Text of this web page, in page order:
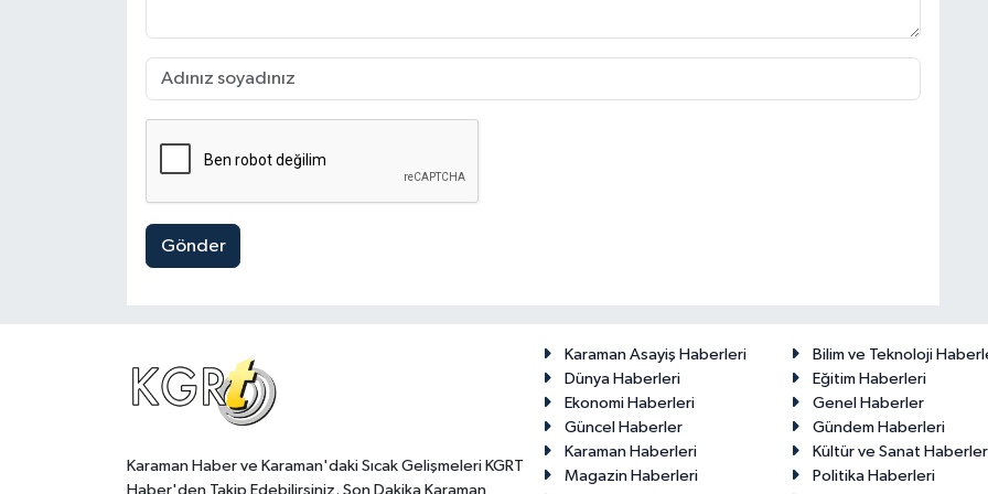
Gönder
Karaman Haber ve Karaman'daki Sıcak Gelişmeleri KGRT
Haber'den Takip Edebilirsiniz. Son Dakika Karaman
Karaman Asayiş Haberleri
Bilim ve Teknoloji
Dünya Haberleri
Eğitim Haberleri
Ekonomi Haberleri
Genel Haberler
Güncel Haberler
Gündem Haberleri
Karaman Haberleri
Kültür ve Sanat
Magazin Haberleri
Politika Haberleri